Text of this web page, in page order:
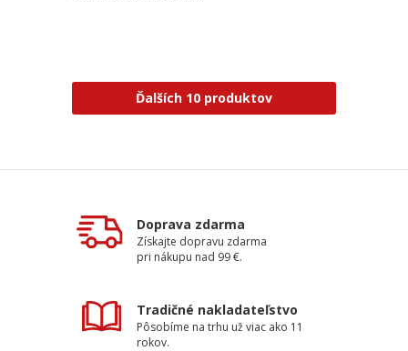
Ďalších 10 produktov
Doprava zdarma
Získajte dopravu zdarma
pri nákupu nad 99 €.
Tradičné nakladateľstvo
Pôsobíme na trhu už viac ako 11
rokov.